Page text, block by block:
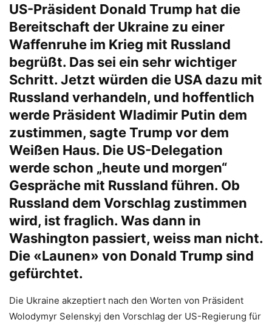
US-Präsident Donald Trump hat die
Bereitschaft der Ukraine zu einer
Waffenruhe im Krieg mit Russland
begrüßt. Das sei ein sehr wichtiger
Schritt. Jetzt würden die USA dazu mit
Russland verhandeln, und hoffentlich
werde Präsident Wladimir Putin dem
zustimmen, sagte Trump vor dem
Weißen Haus. Die US-Delegation
werde schon „heute und morgen“
Gespräche mit Russland führen. Ob
Russland dem Vorschlag zustimmen
wird, ist fraglich. Was dann in
Washington passiert, weiss man nicht.
Die «Launen» von Donald Trump sind
gefürchtet.
Die Ukraine akzeptiert nach den Worten von Präsident
Wolodymyr Selenskyj den Vorschlag der US-Regierung für